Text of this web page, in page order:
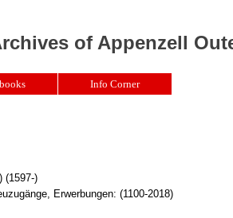
(1597-)
Erwerbungen: (1100-2018)
of Appenzell
Info Corner